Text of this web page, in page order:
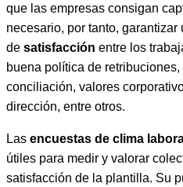
que las empresas consigan
necesario, por tanto,
de satisfacción entre los
buena política de
conciliación, valores
dirección, entre otros.
Las encuestas de clima
útiles para medir y valorar
satisfacción de la plantilla. Su